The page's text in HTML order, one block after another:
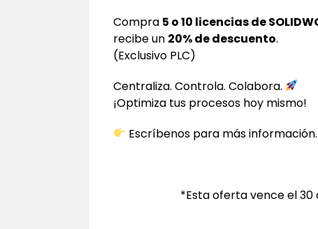
Compra 5 o 10 licencias de
recibe un 20% de descuento.
(Exclusivo PLC)
Centraliza. Controla. Colabora.
¡Optimiza tus procesos hoy mismo!
Escríbenos para más información.
*Esta oferta vence el 30